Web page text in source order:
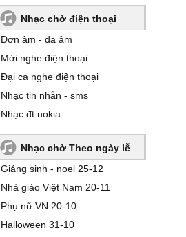
Nhạc chờ điện thoại
Đơn âm - đa âm
Mời nghe điện thoại
Đại ca nghe điện thoại
Nhạc tin nhắn - sms
Nhạc đt nokia
Nhạc chờ Theo ngày lễ
Giáng sinh - noel 25-12
Nhà giáo Việt Nam 20-11
Phụ nữ VN 20-10
Halloween 31-10